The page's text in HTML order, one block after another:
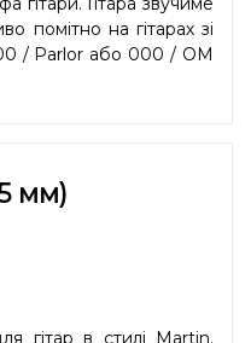
помітно на гітарах зі
/ Parlor або 000 / OM
мм)
гітар в стилі Martin.